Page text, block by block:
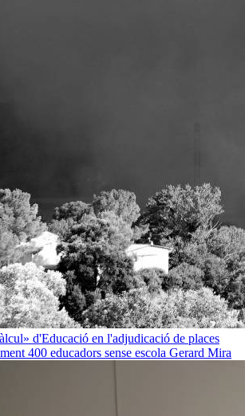
d'Educació en l'adjudicació de places
400 educadors sense escola Gerard Mira